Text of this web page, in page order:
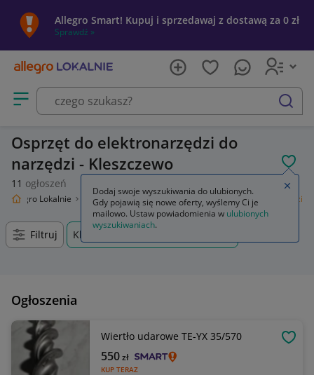
Allegro Smart! Kupuj i sprzedawaj z dostawą za 0 zł
Sprawdź »
Otwórz menu z kategoriami
szukaj
Osprzęt do elektronarzędzi do
narzędzi - Kleszczewo
11 ogłoszeń
Allegro Lokalnie Dom i Ogród Narzędzia Osprzęt do elektronarzędzi
Filtruj Kleszczewo, Pomorskie, +0 km
Ogłoszenia
Wiertło udarowe TE-YX 35/570
KUP TERAZ
550zł
Dodaj swoje wyszukiwania do ulubionych.
Gdy pojawią się nowe oferty, wyślemy Ci je
mailowo. Ustaw powiadomienia w ulubionych
wyszukiwaniach.